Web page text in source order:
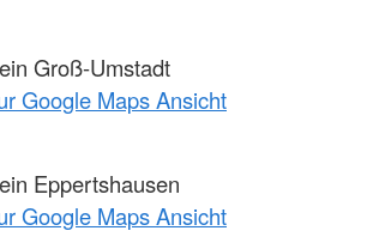
Groß-Umstadt
Google Maps Ansicht
Eppertshausen
Google Maps Ansicht